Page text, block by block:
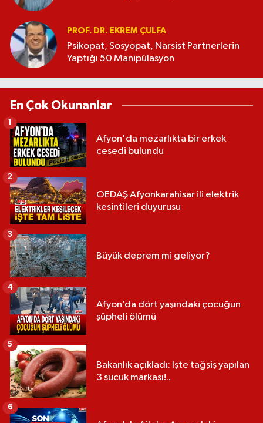
PROF. DR. EKREM ÇULFA
Psikopat, Sosyopat, Narsist Partnerlerin
Yaptığı 50 Manipülasyon
En Çok Okunanlar
Afyon'da mezarlıkta bir erkek
cesedi bulundu
1
OEDAŞ Afyonkarahisar ili elektrik
kesintileri duyurusu
2
Büyük deprem mi geliyor?
3
Afyon’da dört yaşındaki çocuğun
şüpheli ölümü
4
Bakanlık açıkladı: İşte tağşiş yapılan
3 sucuk markası!..
5
6